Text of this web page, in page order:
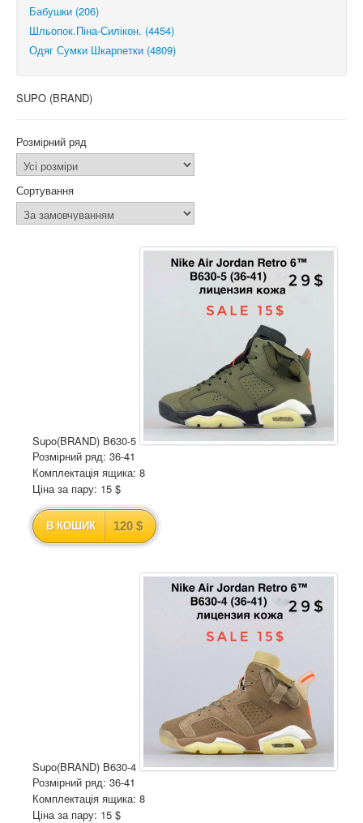
Бабушки (206)
Шльопок.Піна-Силікон. (4454)
Одяг Сумки Шкарпетки (4809)
SUPO (BRAND)
Розмірний ряд
Сортування
Supo(BRAND) B630-5
Розмірний ряд: 36-41
Комплектація ящика: 8
Ціна за пару: 15 $
В КОШИК 120 $
Supo(BRAND) B630-4
Розмірний ряд: 36-41
Комплектація ящика: 8
Ціна за пару: 15 $